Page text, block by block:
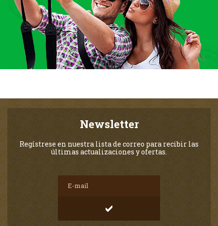
Newsletter
Regístrese en nuestra lista de correo para recibir las
últimas actualizaciones y ofertas.